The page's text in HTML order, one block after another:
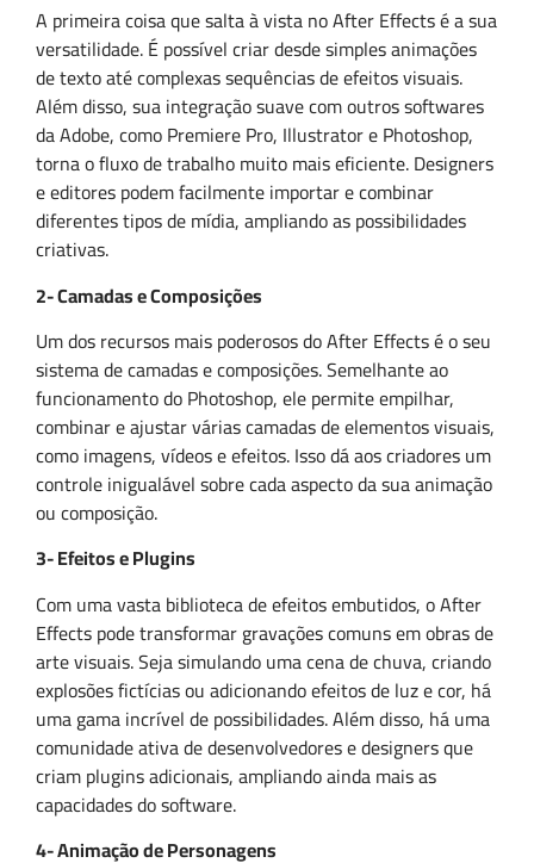
A primeira coisa que salta à vista no After Effects é a sua
versatilidade. É possível criar desde simples animações
de texto até complexas sequências de efeitos visuais.
Além disso, sua integração suave com outros softwares
da Adobe, como Premiere Pro, Illustrator e Photoshop,
torna o fluxo de trabalho muito mais eficiente. Designers
e editores podem facilmente importar e combinar
diferentes tipos de mídia, ampliando as possibilidades
criativas.
2- Camadas e Composições
Um dos recursos mais poderosos do After Effects é o seu
sistema de camadas e composições. Semelhante ao
funcionamento do Photoshop, ele permite empilhar,
combinar e ajustar várias camadas de elementos visuais,
como imagens, vídeos e efeitos. Isso dá aos criadores um
controle inigualável sobre cada aspecto da sua animação
ou composição.
3- Efeitos e Plugins
Com uma vasta biblioteca de efeitos embutidos, o After
Effects pode transformar gravações comuns em obras de
arte visuais. Seja simulando uma cena de chuva, criando
explosões fictícias ou adicionando efeitos de luz e cor, há
uma gama incrível de possibilidades. Além disso, há uma
comunidade ativa de desenvolvedores e designers que
criam plugins adicionais, ampliando ainda mais as
capacidades do software.
4- Animação de Personagens